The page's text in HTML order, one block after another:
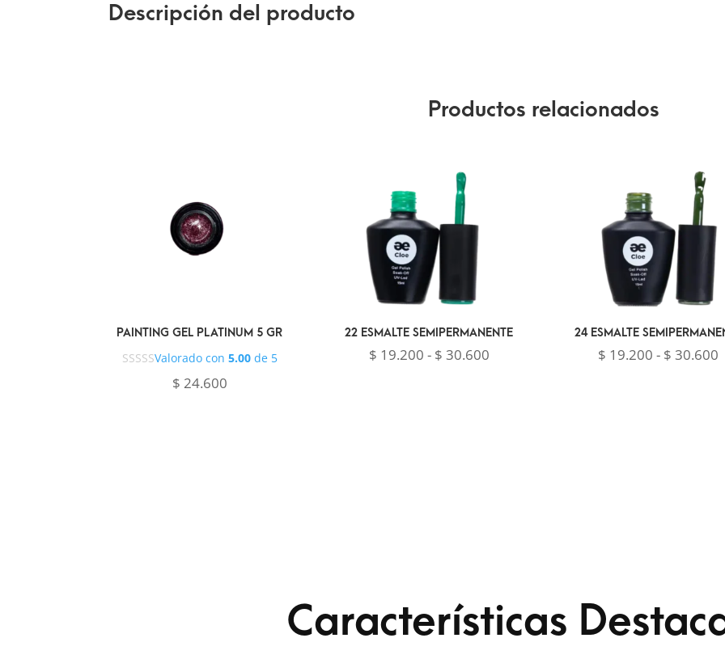
Descripción del producto
Productos relacionados
PAINTING GEL PLATINUM 5 GR
Valorado con 5.00de 5
$ 24.600
22 ESMALTE SEMIPERMANENTE
$ 19.200 - $ 30.600Rango
24 ESMALTE
$ 19.200 - $ 30.600
Características